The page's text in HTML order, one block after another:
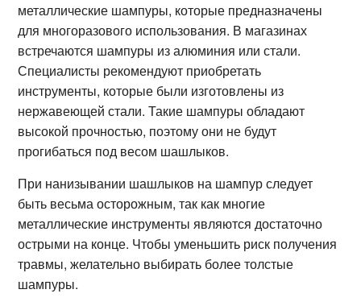
металлические шампуры, которые предназначены
для многоразового использования. В магазинах
встречаются шампуры из алюминия или стали.
Специалисты рекомендуют приобретать
инструменты, которые были изготовлены из
нержавеющей стали. Такие шампуры обладают
высокой прочностью, поэтому они не будут
прогибаться под весом шашлыков.
При нанизывании шашлыков на шампур следует
быть весьма осторожным, так как многие
металлические инструменты являются достаточно
острыми на конце. Чтобы уменьшить риск получения
травмы, желательно выбирать более толстые
шампуры.